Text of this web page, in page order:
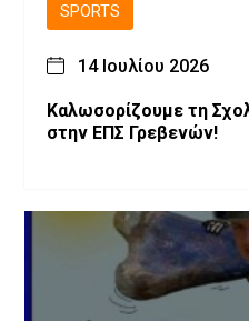
SPORTS
14 Ιουλίου 2026
Καλωσορίζουμε τη
στην ΕΠΣ Γρεβενών!